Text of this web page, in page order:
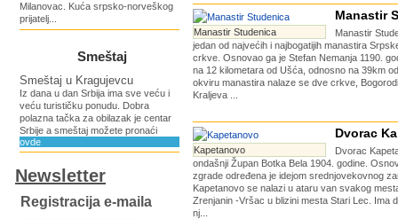
Milanovac. Kuća srpsko-norveškog
prijatelj...
Smeštaj
Smeštaj u Kragujevcu
Iz dana u dan Srbija ima sve veću i
veću turističku ponudu. Dobra
polazna tačka za obilazak je centar
Srbije a smeštaj možete pronaći
ovde
Newsletter
Registracija e-maila
Manastir Studenica
Manastir
Manastir
jedan od najvećih i najbogatijih manastira
crkve. Osnovao ga je Stefan Nemanja 1190.
na 12 kilometara od Ušća, odnosno na 39km
okviru manastira nalaze se dve crkve,
Kraljeva ...
Kapetanovo
Dvorac
Dvorac
ondašnji Župan Botka Bela 1904. godine.
zgrade određena je idejom srednjovekovnog
Kapetanovo se nalazi u ataru van svakog
Zrenjanin -Vršac u blizini mesta Stari Lec. Ima
nj...